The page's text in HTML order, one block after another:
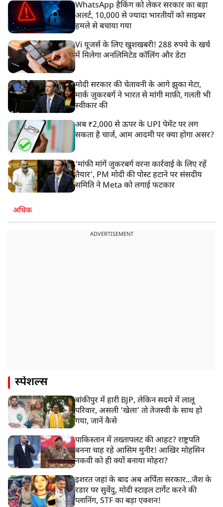
WhatsApp हैकिंग को लेकर सरकार का बड़ा
अलर्ट, 10,000 से ज्यादा भारतीयों को साइबर
हमले से बचाया गया
Vi यूजर्स के लिए खुशखबरी! 288 रुपये के खर्च
में मिलेगा अनलिमिटेड कॉलिंग और डेटा
मोदी सरकार की चेतावनी के आगे झुका मेटा,
मार्क ज़ुकरबर्ग ने भारत से मांगी माफ़ी, गलती भी
स्वीकार की
अब ₹2,000 से ऊपर के UPI पेमेंट पर लग
सकता है चार्ज, आम आदमी पर क्या होगा असर?
‘मांफी मांगें जुकरबर्ग वरना कार्रवाई के लिए रहें
तैयार’, PM मोदी की पोस्ट हटाने पर संसदीय
समिति ने Meta को लगाई फटकार
अधिक
ADVERTISEMENT
स्पेशल्स
बांकीपुर में हारी BJP, लेकिन सदमे में लालू
परिवार, असली ‘खेला’ तो तेजस्वी के साथ हो
गया, जानें कैसे
पाकिस्तान में तख्तापलट की आहट? राष्ट्रपति
बनना चाह रहे आसिम मुनीर! आखिर मोहसिन
नकवी को ही क्यों बनाया मोहरा?
इशरत जहां के बाद अब अर्पिता सरकार...जैश के
रडार पर सुवेंदु, मोदी स्टाइल टार्गेट करने की
प्लानिंग, STF का बड़ा एक्शन!